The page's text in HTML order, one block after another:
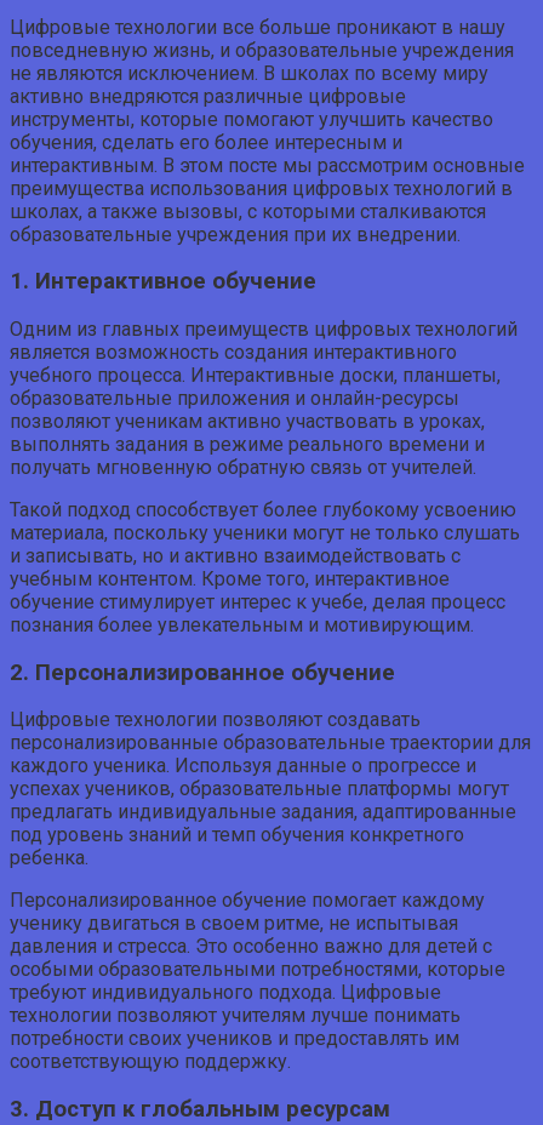
Цифровые технологии все больше проникают в нашу
повседневную жизнь, и образовательные учреждения
не являются исключением. В школах по всему миру
активно внедряются различные цифровые
инструменты, которые помогают улучшить качество
обучения, сделать его более интересным и
интерактивным. В этом посте мы рассмотрим основные
преимущества использования цифровых технологий в
школах, а также вызовы, с которыми сталкиваются
образовательные учреждения при их внедрении.
1. Интерактивное обучение
Одним из главных преимуществ цифровых технологий
является возможность создания интерактивного
учебного процесса. Интерактивные доски, планшеты,
образовательные приложения и онлайн-ресурсы
позволяют ученикам активно участвовать в уроках,
выполнять задания в режиме реального времени и
получать мгновенную обратную связь от учителей.
Такой подход способствует более глубокому усвоению
материала, поскольку ученики могут не только слушать
и записывать, но и активно взаимодействовать с
учебным контентом. Кроме того, интерактивное
обучение стимулирует интерес к учебе, делая процесс
познания более увлекательным и мотивирующим.
2. Персонализированное обучение
Цифровые технологии позволяют создавать
персонализированные образовательные траектории для
каждого ученика. Используя данные о прогрессе и
успехах учеников, образовательные платформы могут
предлагать индивидуальные задания, адаптированные
под уровень знаний и темп обучения конкретного
ребенка.
Персонализированное обучение помогает каждому
ученику двигаться в своем ритме, не испытывая
давления и стресса. Это особенно важно для детей с
особыми образовательными потребностями, которые
требуют индивидуального подхода. Цифровые
технологии позволяют учителям лучше понимать
потребности своих учеников и предоставлять им
соответствующую поддержку.
3. Доступ к глобальным ресурсам